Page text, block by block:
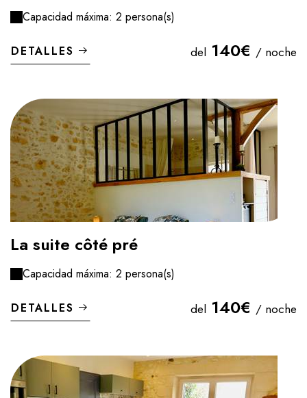
Capacidad máxima: 2 persona(s)
DETALLES del 140€ / noche
La suite côté pré
Capacidad máxima: 2 persona(s)
DETALLES del 140€ / noche